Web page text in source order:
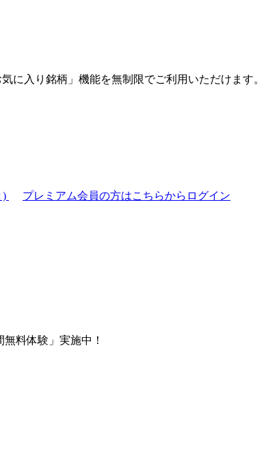
に入り銘柄」機能を無制限でご利用いただけます。
)
プレミアム会員の方はこちらからログイン
料体験」実施中！